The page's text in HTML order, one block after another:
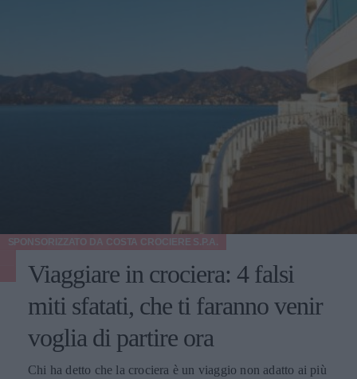
Viaggiare in crociera: 4 falsi
miti sfatati, che ti faranno venir
voglia di partire ora
Chi ha detto che la crociera è un viaggio non adatto ai più
SPONSORIZZATO DA COSTA CROCIERE S.P.A.